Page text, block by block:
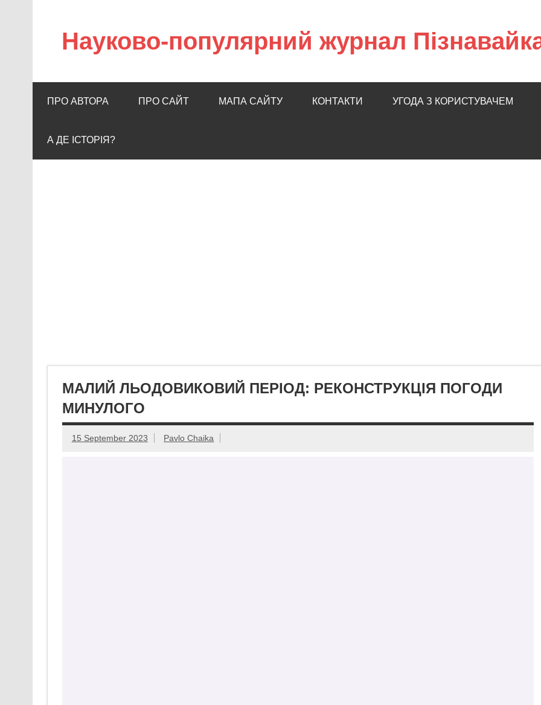
Науково-популярний журнал
ПРО АВТОРА ПРО САЙТ МАПА САЙТУ КОНТАКТИ УГОДА З КОРИСТУВАЧЕМ
А ДЕ ІСТОРІЯ?
МАЛИЙ ЛЬОДОВИКОВИЙ ПЕРІОД: РЕКОНСТРУКЦІЯ ПОГОДИ
МИНУЛОГО
15 September 2023 Pavlo Chaika